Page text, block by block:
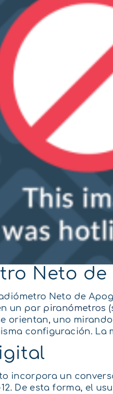
Neto
Neto de
un par piranómetros
orientan, uno
configuración. La
incorpora un
De esta forma, el